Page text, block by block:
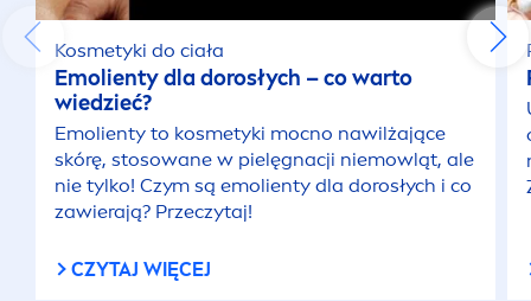
Kosmetyki do ciała
Emolienty dla dorosłych – co warto
wiedzieć?
Emolienty to kosmetyki mocno nawilżające
skórę, stosowane w pielęgnacji niemowląt, ale
nie tylko! Czym są emolienty dla dorosłych i co
zawierają? Przeczytaj!
CZYTAJ WIĘCEJ